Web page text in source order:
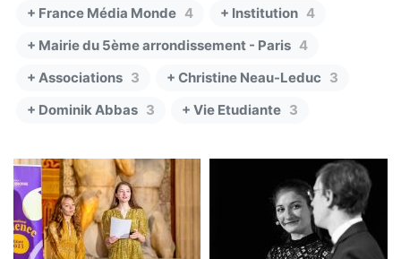
+ France Média Monde 4 + Institution 4
+ Mairie du 5ème arrondissement - Paris 4
+ Associations 3 + Christine Neau-Leduc 3
+ Dominik Abbas 3 + Vie Etudiante 3